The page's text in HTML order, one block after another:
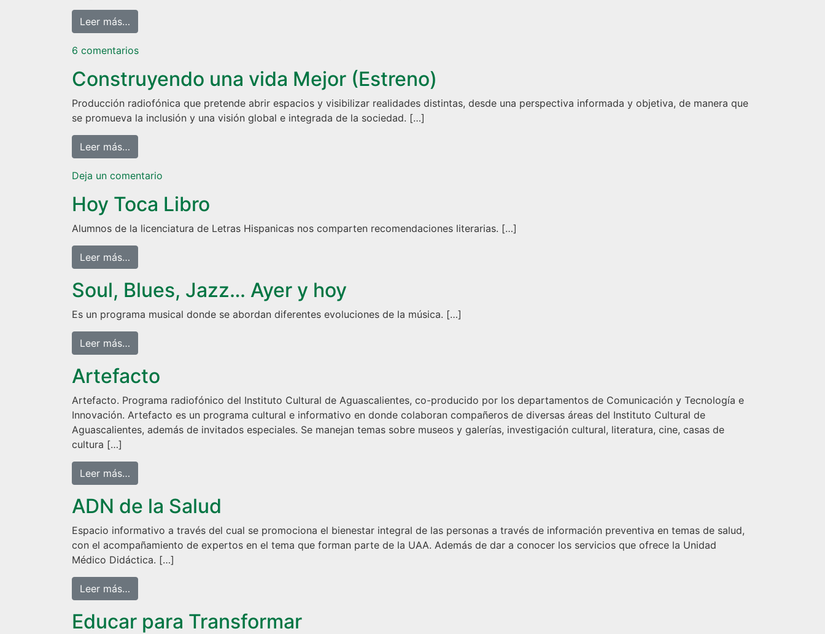
Leer más…
6 comentariosen Prospectiva 94.5
Construyendo una vida Mejor (Estreno)
Producción radiofónica que pretende abrir espacios y visibilizar realidades distintas, desde una perspectiva informada y objetiva, de manera que
se promueva la inclusión y una visión global e integrada de la sociedad. […]
Leer más…
Deja un comentario
Hoy Toca Libro
Alumnos de la licenciatura de Letras Hispanicas nos comparten recomendaciones literarias. […]
Leer más…
Soul, Blues, Jazz… Ayer y hoy
Es un programa musical donde se abordan diferentes evoluciones de la música. […]
Leer más…
Artefacto
Artefacto. Programa radiofónico del Instituto Cultural de Aguascalientes, co-producido por los departamentos de Comunicación y Tecnología e
Innovación. Artefacto es un programa cultural e informativo en donde colaboran compañeros de diversas áreas del Instituto Cultural de
Aguascalientes, además de invitados especiales. Se manejan temas sobre museos y galerías, investigación cultural, literatura, cine, casas de
cultura […]
Leer más…
ADN de la Salud
Espacio informativo a través del cual se promociona el bienestar integral de las personas a través de información preventiva en temas de salud,
con el acompañamiento de expertos en el tema que forman parte de la UAA. Además de dar a conocer los servicios que ofrece la Unidad
Médico Didáctica. […]
Leer más…
Educar para Transformar